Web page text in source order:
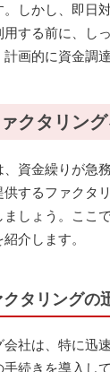
しかし、即日
する前に、し
画的に資金調
クタリン
資金繰りが急
供するファクタ
しょう。ここ
介します。
タリングの
社は、特に迅
続きを導入し